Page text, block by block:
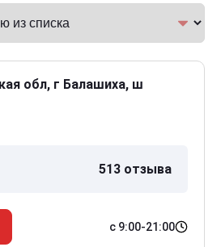
обл, г Балашиха, ш
513 отзыва
с 9:00-21:00